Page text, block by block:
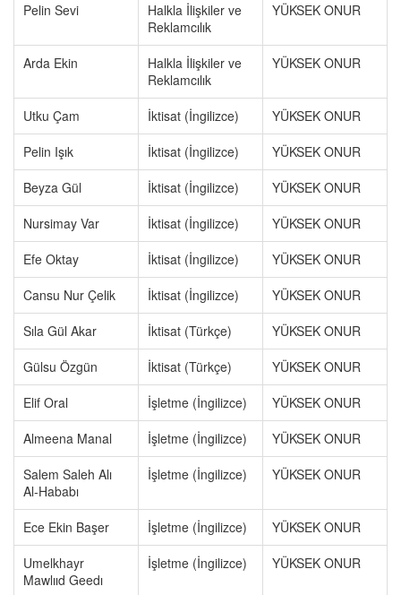
Pelin Sevi
Halkla İlişkiler ve
Reklamcılık
YÜKSEK ONUR
Arda Ekin
Halkla İlişkiler ve
Reklamcılık
YÜKSEK ONUR
Utku Çam İktisat (İngilizce)
YÜKSEK ONUR
Pelin Işık
İktisat (İngilizce)
YÜKSEK ONUR
Beyza Gül
İktisat (İngilizce)
YÜKSEK ONUR
Nursimay Var
İktisat (İngilizce)
YÜKSEK ONUR
Efe Oktay
İktisat (İngilizce)
YÜKSEK ONUR
Cansu Nur Çelik
İktisat (İngilizce)
YÜKSEK ONUR
Sıla Gül Akar
İktisat (Türkçe)
YÜKSEK ONUR
Gülsu Özgün
İktisat (Türkçe)
YÜKSEK ONUR
Elif Oral
İşletme (İngilizce)
YÜKSEK ONUR
Almeena Manal
İşletme (İngilizce)
YÜKSEK ONUR
Salem Saleh Alı
Al-Hababı
İşletme (İngilizce) YÜKSEK ONUR
Ece Ekin Başer İşletme (İngilizce)
YÜKSEK ONUR
Umelkhayr
Mawlııd Geedı
İşletme (İngilizce) YÜKSEK ONUR